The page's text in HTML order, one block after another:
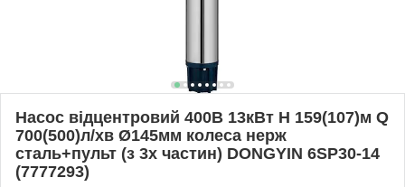
Насос відцентровий 400В 13кВт H 159(107)м Q
700(500)л/хв Ø145мм колеса нерж
сталь+пульт (з 3х частин) DONGYIN 6SP30-14
(7777293)